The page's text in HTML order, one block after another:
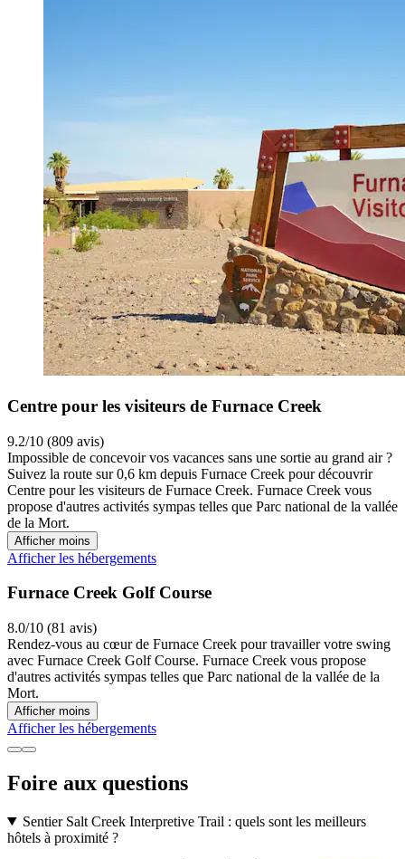
Centre pour les visiteurs de Furnace Creek
9.2/10 (809 avis)
Impossible de concevoir vos vacances sans une sortie au grand air ?
Suivez la route sur 0,6 km depuis Furnace Creek pour découvrir
Centre pour les visiteurs de Furnace Creek. Furnace Creek vous
propose d'autres activités sympas telles que Parc national de la vallée
de la Mort.
Afficher moins
Afficher les hébergements
Furnace Creek Golf Course
8.0/10 (81 avis)
Rendez-vous au cœur de Furnace Creek pour travailler votre swing
avec Furnace Creek Golf Course. Furnace Creek vous propose
d'autres activités sympas telles que Parc national de la vallée de la
Mort.
Afficher moins
Afficher les hébergements
Foire aux questions
Sentier Salt Creek Interpretive Trail : quels sont les meilleurs
hôtels à proximité ?